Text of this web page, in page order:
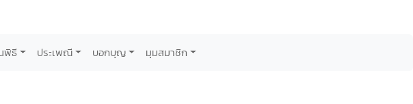
พิธี ประเพณี บอกบุญ มุมสมาชิก